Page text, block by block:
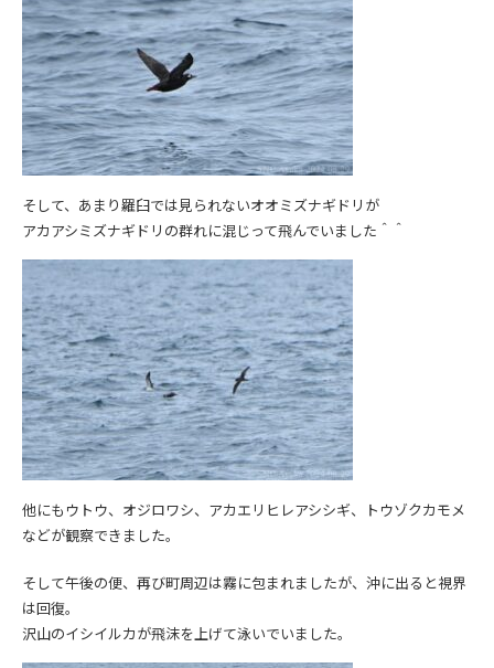
そして、あまり羅臼では見られないオオミズナギドリが
アカアシミズナギドリの群れに混じって飛んでいました＾＾
他にもウトウ、オジロワシ、アカエリヒレアシシギ、トウゾクカモメ
などが観察できました。
そして午後の便、再び町周辺は霧に包まれましたが、沖に出ると視界
は回復。
沢山のイシイルカが飛沫を上げて泳いでいました。